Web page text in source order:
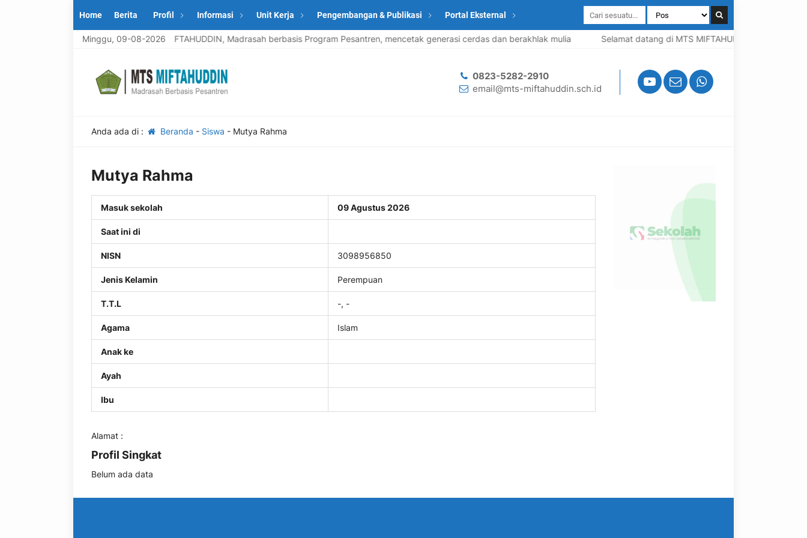
Home Berita Profil Informasi Unit Kerja Pengembangan & Publikasi Portal Eksternal
Minggu, 09-08-2026
Selamat datang di MTS MIFTAHUDDIN, Madrasah berbasis Program Pesantren, mencetak generasi cerdas dan berakhlak mulia Selamat datang di MTS MIFTAHUDDIN, Madrasah
0823-5282-2910
email@mts-miftahuddin.sch.id
Anda ada di : Beranda - Siswa - Mutya Rahma
Mutya Rahma
Masuk sekolah 09 Agustus 2026
Saat ini di
NISN 3098956850
Jenis Kelamin Perempuan
T.T.L -, -
Agama Islam
Anak ke
Ayah
Ibu
Alamat :
Profil Singkat
Belum ada data